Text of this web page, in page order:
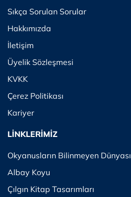
Sıkça Sorulan Sorular
Hakkımızda
İletişim
Üyelik Sözleşmesi
KVKK
Çerez Politikası
Kariyer
LİNKLERİMİZ
Okyanusların Bilinmeyen Dünyası
Albay Koyu
Çılgın Kitap Tasarımları